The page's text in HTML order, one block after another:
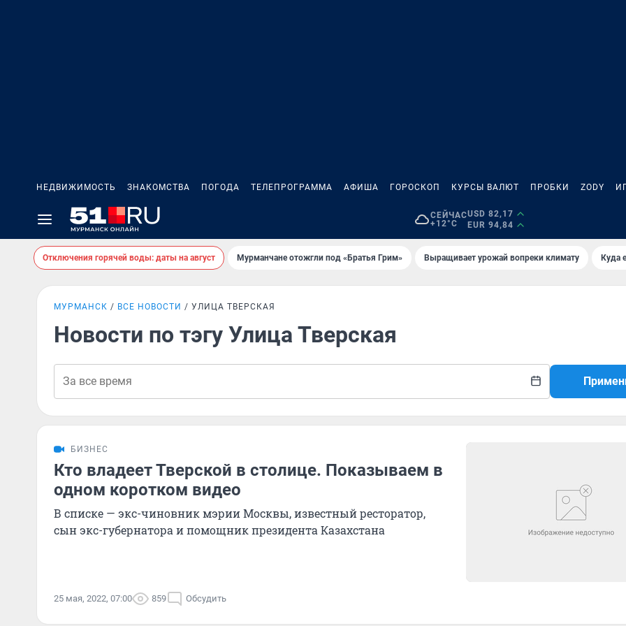
НЕДВИЖИМОСТЬ ЗНАКОМСТВА ПОГОДА ТЕЛЕПРОГРАММА АФИША ГОРОСКОП КУРСЫ ВАЛЮТ ПРОБКИ ZODY
СЕЙЧАС
+12°C
USD 82,17
EUR 94,84
Отключения горячей воды: даты на август Мурманчане отожгли под «Братья Грим» Выращивает урожай вопреки климату Куда
МУРМАНСК ВСЕ НОВОСТИ УЛИЦА ТВЕРСКАЯ
Новости по тэгу Улица Тверская
БИЗНЕС
Кто владеет Тверской в столице. Показываем в
одном коротком видео
В списке — экс-чиновник мэрии Москвы, известный ресторатор,
сын экс-губернатора и помощник президента Казахстана
25 мая, 2022, 07:00 859 Обсудить